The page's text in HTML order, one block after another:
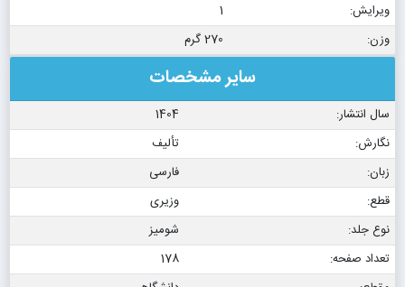
ویرایش:
1
وزن:
270 گرم
سایر مشخصات
سال انتشار:
1404
نگارش:
تألیف
زبان:
فارسی
قطع:
وزیری
نوع جلد:
شومیز
تعداد صفحه:
178